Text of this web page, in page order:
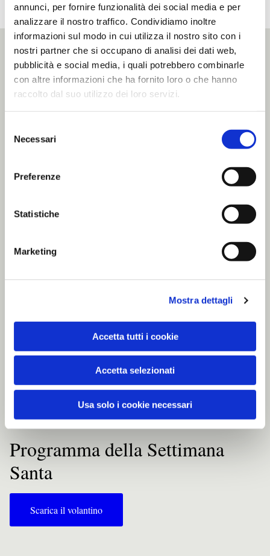
annunci, per fornire funzionalità dei social media e per
analizzare il nostro traffico. Condividiamo inoltre
informazioni sul modo in cui utilizza il nostro sito con i
nostri partner che si occupano di analisi dei dati web,
pubblicità e social media, i quali potrebbero combinarle
con altre informazioni che ha fornito loro o che hanno
raccolto dal suo utilizzo dei loro servizi.
delNecessari
Preferenze
Statistiche
Marketing
Mostra dettagli
Accetta tutti i cookie
Accetta selezionati
Usa solo i cookie necessari
Programma della Settimana
Santa
Scarica il volantino